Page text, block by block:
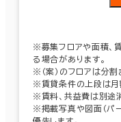
※募集フロアや面積、
る場合があります。
※（案）のフロアは分
※賃貸条件の上段は月
※賃料、共益費は別途
※掲載写真や図面（パ